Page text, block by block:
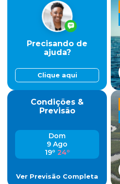
Precisando de
ajuda?
Clique aqui
Condições &
Previsão
Dom
9 Ago
19º 24º
Ver Previsão Completa